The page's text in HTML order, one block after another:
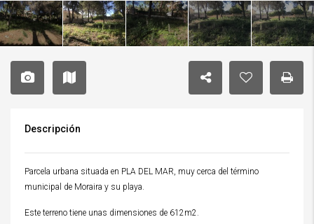
Descripción
Parcela urbana situada en PLA DEL MAR, muy cerca del término
municipal de Moraira y su playa.
Este terreno tiene unas dimensiones de 612m2.